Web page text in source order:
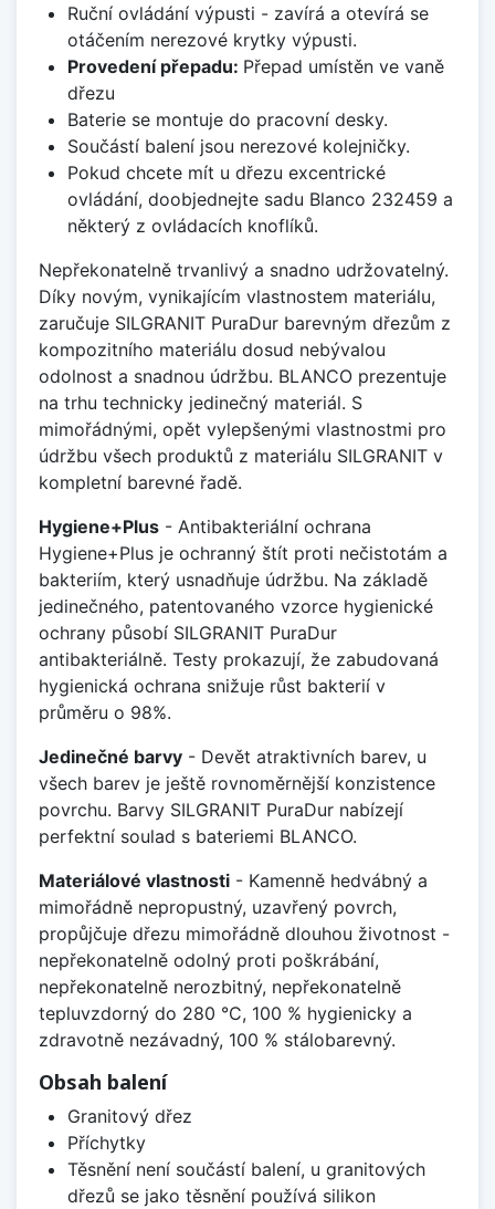
Ruční ovládání výpusti - zavírá a otevírá se
otáčením nerezové krytky výpusti.
Provedení přepadu: Přepad umístěn ve vaně
dřezu
Baterie se montuje do pracovní desky.
Součástí balení jsou nerezové kolejničky.
Pokud chcete mít u dřezu excentrické
ovládání, doobjednejte sadu Blanco 232459 a
některý z ovládacích knoflíků.
Nepřekonatelně trvanlivý a snadno udržovatelný.
Díky novým, vynikajícím vlastnostem materiálu,
zaručuje SILGRANIT PuraDur barevným dřezům z
kompozitního materiálu dosud nebývalou
odolnost a snadnou údržbu. BLANCO prezentuje
na trhu technicky jedinečný materiál. S
mimořádnými, opět vylepšenými vlastnostmi pro
údržbu všech produktů z materiálu SILGRANIT v
kompletní barevné řadě.
Hygiene+Plus - Antibakteriální ochrana
Hygiene+Plus je ochranný štít proti nečistotám a
bakteriím, který usnadňuje údržbu. Na základě
jedinečného, patentovaného vzorce hygienické
ochrany působí SILGRANIT PuraDur
antibakteriálně. Testy prokazují, že zabudovaná
hygienická ochrana snižuje růst bakterií v
průměru o 98%.
Jedinečné barvy - Devět atraktivních barev, u
všech barev je ještě rovnoměrnější konzistence
povrchu. Barvy SILGRANIT PuraDur nabízejí
perfektní soulad s bateriemi BLANCO.
Materiálové vlastnosti - Kamenně hedvábný a
mimořádně nepropustný, uzavřený povrch,
propůjčuje dřezu mimořádně dlouhou životnost -
nepřekonatelně odolný proti poškrábání,
nepřekonatelně nerozbitný, nepřekonatelně
tepluvzdorný do 280 °C, 100 % hygienicky a
zdravotně nezávadný, 100 % stálobarevný.
Obsah balení
Granitový dřez
Příchytky
Těsnění není součástí balení, u granitových
dřezů se jako těsnění používá silikon